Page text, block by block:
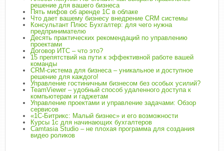
решение для вашего бизнеса
Пять мифов об аренде 1С в облаке
Что дает вашему бизнесу внедрение CRM системы
Консультант Плюс Бухгалтер: для чего нужна
предпринимателю
Десять практических рекомендаций по управлению
проектами
Договор ИТС – что это?
15 препятствий на пути к эффективной работе вашей
команды
CRM-система для бизнеса – уникальное и доступное
решение для каждого!
Управление гостиничным бизнесом без особых усилий?
TeamViewer – удобный способ удаленного доступа к
компьютерам и гаджетам
Управление проектами и управление задачами: Обзор
сервисов
«1С-Битрикс: Малый бизнес» и его возможности
Курсы 1с для начинающих бухгалтеров
Camtasia Studio – не плохая программа для создания
видео роликов